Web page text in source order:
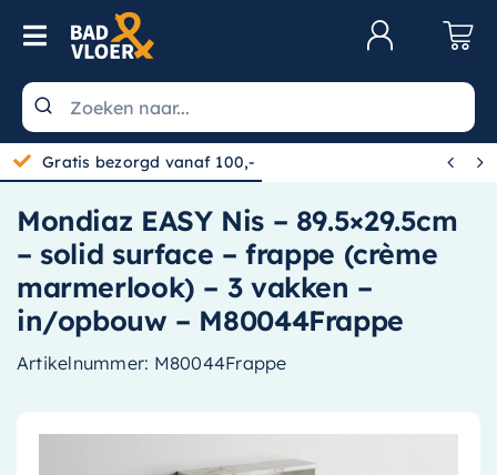
Skip to content
Toggle Navigation
Wastafels
Toiletten
Spiegels
Kranen
Douche
Badkamermeubels
Gratis bezorgd vanaf 100,-  
Mondiaz EASY Nis – 89.5×29.5cm
– solid surface – frappe (crème
marmerlook) – 3 vakken –
in/opbouw – M80044Frappe
Artikelnummer: M80044Frappe